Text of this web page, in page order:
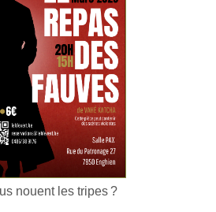
nouent les tripes ?